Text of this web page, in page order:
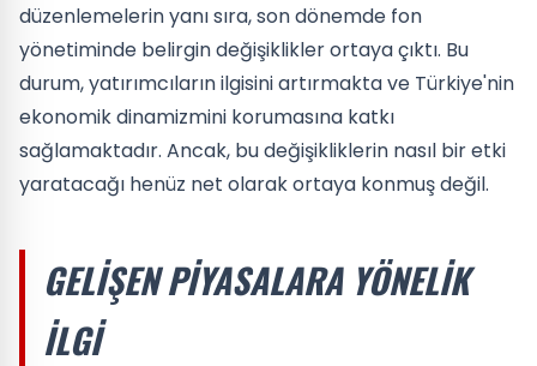
düzenlemelerin yanı sıra, son dönemde fon
yönetiminde belirgin değişiklikler ortaya çıktı. Bu
durum, yatırımcıların ilgisini artırmakta ve Türkiye'nin
ekonomik dinamizmini korumasına katkı
sağlamaktadır. Ancak, bu değişikliklerin nasıl bir etki
yaratacağı henüz net olarak ortaya konmuş değil.
GELIŞEN PIYASALARA YÖNELIK
İLGI